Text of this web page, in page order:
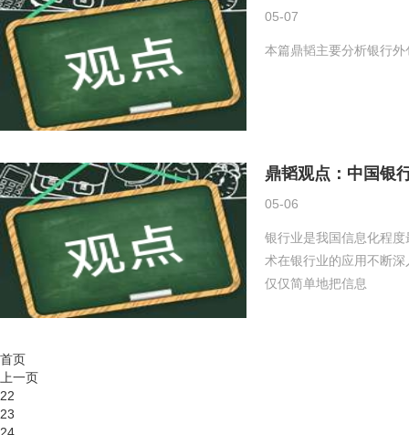
05-07
本篇鼎韬主要分析银行
鼎韬观点：中国银
05-06
银行业是我国信息化程
术在银行业的应用不断
仅仅简单地把信息
首页
上一页
22
23